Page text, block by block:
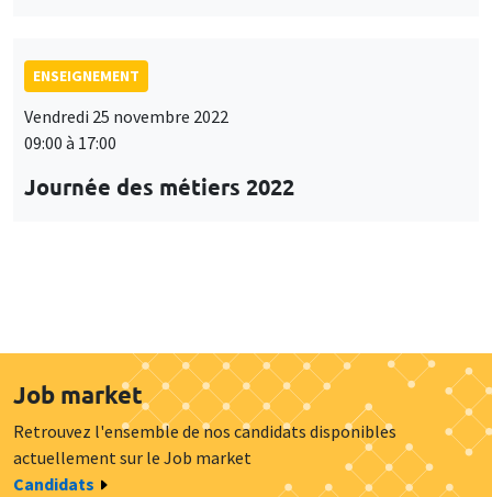
ENSEIGNEMENT
Vendredi 25 novembre 2022
09:00 à 17:00
Journée des métiers 2022
Job market
Retrouvez l'ensemble de nos candidats disponibles
actuellement sur le Job market
Candidats